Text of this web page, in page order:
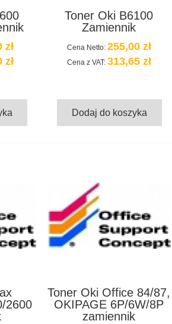
zł
zł
Toner Oki B6100
Zamiennik
Cena Netto: 255,00 zł
Cena z VAT: 313,65 zł
Dodaj do koszyka
2600
Toner Oki Office 84/87,
OKIPAGE 6P/6W/8P
zamiennik